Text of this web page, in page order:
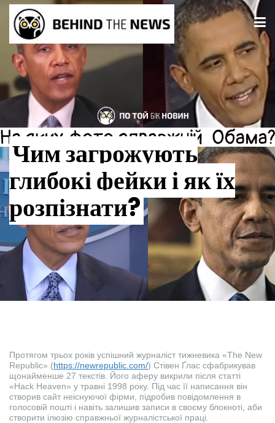
Чим загрожують
глибокі фейки і як їх
розпізнати?
Протягом трьох років успішний журналіст тижневика «The New
Republic» (https://newrepublic.com/) Стівен Ґлас сфабрикував
щонайменше 27 текстів. Його аферу викрили після статті
«Hack Heaven» у травні 1998 року. Під час її написання він
створив сайт неіснуючої фірми, підробив повідомлення в
голосовій пошті і навіть залишив записи в своєму блокноті, аби
створити ілюзію справжньої журналістської праці.